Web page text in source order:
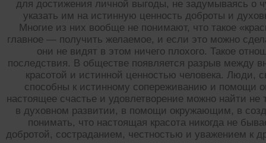
для достижения личной выгоды, не задумываясь о
указать им на истинную ценность доброты и
Многие из них вообще не понимают, что такое
главное — получить желаемое, и если это можно
они не видят в этом ничего плохого. Такое
последствия. В обществе появляется разрыв
красотой и истинной ценностью человека. Люди,
способны к истинному сопереживанию и
настоящее счастье и удовлетворение можно найти
в духовном развитии, в помощи окружающим, в
понимать, что настоящая красота никогда не
добротой, состраданием, честностью и уважением к